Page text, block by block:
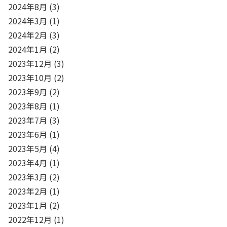
2024年8月 (3)
2024年3月 (1)
2024年2月 (3)
2024年1月 (2)
2023年12月 (3)
2023年10月 (2)
2023年9月 (2)
2023年8月 (1)
2023年7月 (3)
2023年6月 (1)
2023年5月 (4)
2023年4月 (1)
2023年3月 (2)
2023年2月 (1)
2023年1月 (2)
2022年12月 (1)